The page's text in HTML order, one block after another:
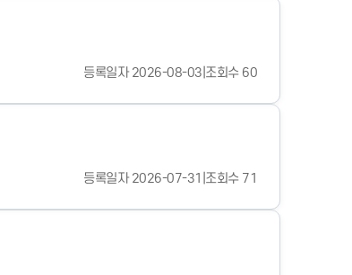
등록일자 2026-08-03 조회수 60
등록일자 2026-07-31 조회수 71